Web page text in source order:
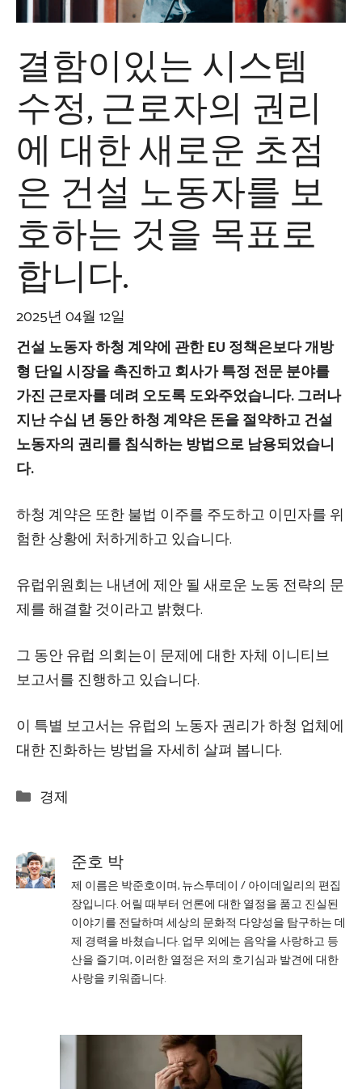
결함이있는 시스템
수정, 근로자의 권리
에 대한 새로운 초점
은 건설 노동자를 보
호하는 것을 목표로
합니다.
2025년 04월 12일
건설 노동자 하청 계약에 관한 EU 정책은보다 개방
형 단일 시장을 촉진하고 회사가 특정 전문 분야를
가진 근로자를 데려 오도록 도와주었습니다. 그러나
지난 수십 년 동안 하청 계약은 돈을 절약하고 건설
노동자의 권리를 침식하는 방법으로 남용되었습니
다.
하청 계약은 또한 불법 이주를 주도하고 이민자를 위
험한 상황에 처하게하고 있습니다.
유럽위원회는 내년에 제안 될 새로운 노동 전략의 문
제를 해결할 것이라고 밝혔다.
그 동안 유럽 의회는이 문제에 대한 자체 이니티브
보고서를 진행하고 있습니다.
이 특별 보고서는 유럽의 노동자 권리가 하청 업체에
대한 진화하는 방법을 자세히 살펴 봅니다.
Categories
경제
준호 박
제 이름은 박준호이며, 뉴스투데이 / 아이데일리의 편집
장입니다. 어릴 때부터 언론에 대한 열정을 품고 진실된
이야기를 전달하며 세상의 문화적 다양성을 탐구하는 데
제 경력을 바쳤습니다. 업무 외에는 음악을 사랑하고 등
산을 즐기며, 이러한 열정은 저의 호기심과 발견에 대한
사랑을 키워줍니다.